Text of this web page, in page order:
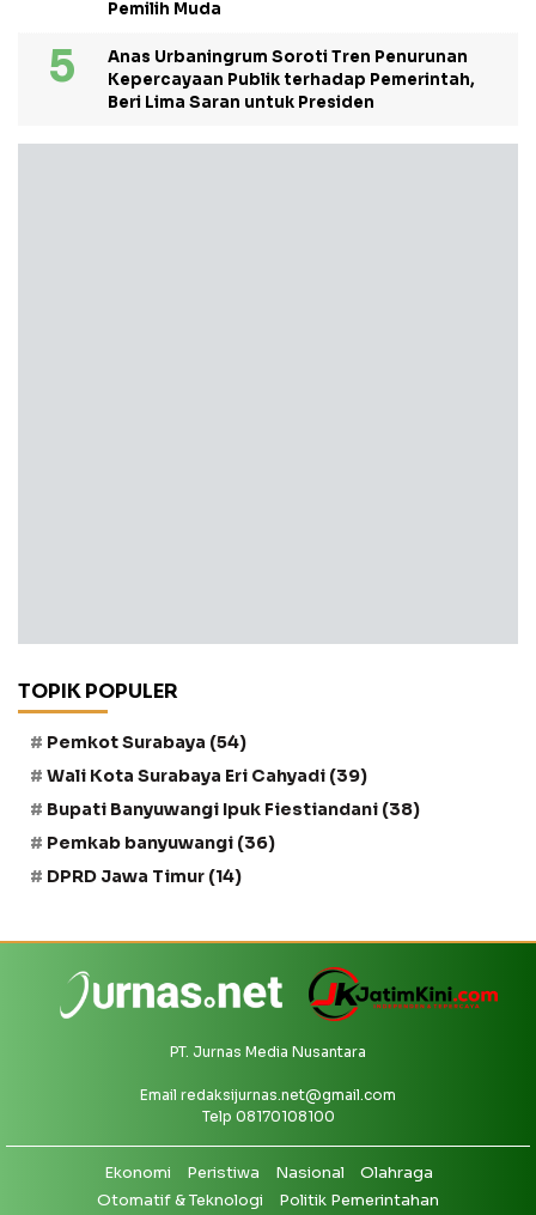
Pemilih Muda
Anas Urbaningrum Soroti Tren Penurunan
Kepercayaan Publik terhadap Pemerintah,
Beri Lima Saran untuk Presiden
TOPIK POPULER
Pemkot Surabaya (54)
Wali Kota Surabaya Eri Cahyadi (39)
Bupati Banyuwangi Ipuk Fiestiandani (38)
Pemkab banyuwangi (36)
DPRD Jawa Timur (14)
PT. Jurnas Media Nusantara
Email redaksijurnas.net@gmail.com
Telp 08170108100
Ekonomi Peristiwa Nasional
Olahraga
Otomatif & Teknologi
Politik Pemerintahan